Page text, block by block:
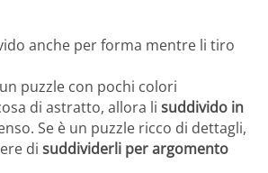
anche per forma mentre li tiro
puzzle con pochi colori
di astratto, allora li suddivido in
Se è un puzzle ricco di dettagli,
di suddividerli per argomento